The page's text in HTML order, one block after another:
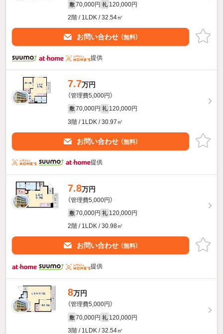
敷 70,000円 礼 120,000円
2階 / 1LDK / 32.54㎡
お問い合わせ （無料）
提供
7.7万円
（管理費5,000円）
敷 70,000円 礼 120,000円
3階 / 1LDK / 30.97㎡
お問い合わせ （無料）
提供
7.8万円
（管理費5,000円）
敷 70,000円 礼 120,000円
2階 / 1LDK / 30.98㎡
お問い合わせ （無料）
提供
8万円
（管理費5,000円）
敷 70,000円 礼 120,000円
3階 / 1LDK / 32.54㎡